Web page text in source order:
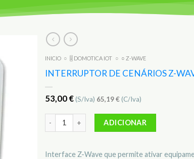
INICIO ○ 🎚️ DOMOTICA IOT ○ ○ Z-WAVE
INTERRUPTOR DE CENÁRIOS Z-
53,00 € (S/Iva) 65,19€ (C/Iva)
Quantidade de Interruptor de Cenários Z-
ADICIONAR
Interface Z-Wave que permite ativar